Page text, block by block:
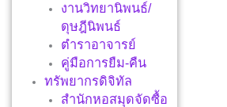
งานวิทยานิพนธ์/
ดุษฎีนิพนธ์
ตำราอาจารย์
คู่มือการยืม-คืน
ทรัพยากรดิจิทัล
สำนักหอสมุดจัดซื้อ